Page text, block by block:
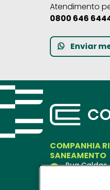
Atendimento
0800 646
Enviar
COMPANHIA
SANEAMENTO
Rua Caldas